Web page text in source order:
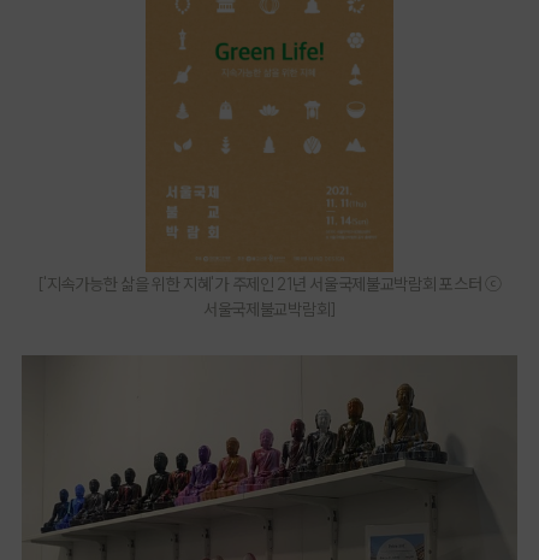
['지속가능한 삶을 위한 지혜'가 주제인 21년 서울국제불교박람회 포스터 ⓒ
서울국제불교박람회]